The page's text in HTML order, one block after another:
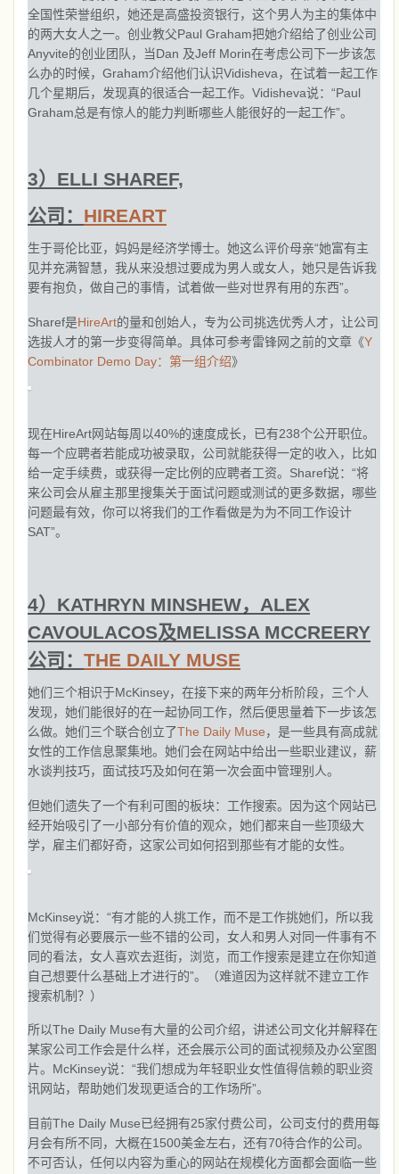
全国性荣誉组织，她还是高盛投资银行，这个男人为主的集体中
的两大女人之一。创业教父Paul Graham把她介绍给了创业公司
Anyvite的创业团队，当Dan 及Jeff Morin在考虑公司下一步该怎
么办的时候，Graham介绍他们认识Vidisheva，在试着一起工作
几个星期后，发现真的很适合一起工作。Vidisheva说：“Paul
Graham总是有惊人的能力判断哪些人能很好的一起工作”。
3）ELLI SHAREF,
公司： HIREART
生于哥伦比亚，妈妈是经济学博士。她这么评价母亲“她富有主
见并充满智慧，我从来没想过要成为男人或女人，她只是告诉我
要有抱负，做自己的事情，试着做一些对世界有用的东西”。
Sharef是HireArt的量和创始人，专为公司挑选优秀人才，让公司
选拔人才的第一步变得简单。具体可参考雷锋网之前的文章《Y
Combinator Demo Day：第一组介绍》
现在HireArt网站每周以40%的速度成长，已有238个公开职位。
每一个应聘者若能成功被录取，公司就能获得一定的收入，比如
给一定手续费，或获得一定比例的应聘者工资。Sharef说：“将
来公司会从雇主那里搜集关于面试问题或测试的更多数据，哪些
问题最有效，你可以将我们的工作看做是为为不同工作设计
SAT”。
4）KATHRYN MINSHEW，ALEX
CAVOULACOS及MELISSA MCCREERY
公司： THE DAILY MUSE
她们三个相识于McKinsey，在接下来的两年分析阶段，三个人
发现，她们能很好的在一起协同工作，然后便思量着下一步该怎
么做。她们三个联合创立了The Daily Muse，是一些具有高成就
女性的工作信息聚集地。她们会在网站中给出一些职业建议，薪
水谈判技巧，面试技巧及如何在第一次会面中管理别人。
但她们遗失了一个有利可图的板块：工作搜索。因为这个网站已
经开始吸引了一小部分有价值的观众，她们都来自一些顶级大
学，雇主们都好奇，这家公司如何招到那些有才能的女性。
McKinsey说：“有才能的人挑工作，而不是工作挑她们，所以我
们觉得有必要展示一些不错的公司，女人和男人对同一件事有不
同的看法，女人喜欢去逛街，浏览，而工作搜索是建立在你知道
自己想要什么基础上才进行的”。（难道因为这样就不建立工作
搜索机制？）
所以The Daily Muse有大量的公司介绍，讲述公司文化并解释在
某家公司工作会是什么样，还会展示公司的面试视频及办公室图
片。McKinsey说：“我们想成为年轻职业女性值得信赖的职业资
讯网站，帮助她们发现更适合的工作场所”。
目前The Daily Muse已经拥有25家付费公司，公司支付的费用每
月会有所不同，大概在1500美金左右，还有70待合作的公司。
不可否认，任何以内容为重心的网站在规模化方面都会面临一些